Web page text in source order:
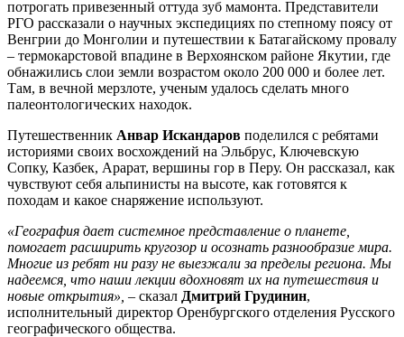
потрогать привезенный оттуда зуб мамонта. Представители
РГО рассказали о научных экспедициях по степному поясу от
Венгрии до Монголии и путешествии к Батагайскому провалу
– термокарстовой впадине в Верхоянском районе Якутии, где
обнажились слои земли возрастом около 200 000 и более лет.
Там, в вечной мерзлоте, ученым удалось сделать много
палеонтологических находок.
Путешественник Анвар Искандаров поделился с ребятами
историями своих восхождений на Эльбрус, Ключевскую
Сопку, Казбек, Арарат, вершины гор в Перу. Он рассказал, как
чувствуют себя альпинисты на высоте, как готовятся к
походам и какое снаряжение используют.
«География дает системное представление о планете,
помогает расширить кругозор и осознать разнообразие мира.
Многие из ребят ни разу не выезжали за пределы региона. Мы
надеемся, что наши лекции вдохновят их на путешествия и
новые открытия», – сказал Дмитрий Грудинин,
исполнительный директор Оренбургского отделения Русского
географического общества.